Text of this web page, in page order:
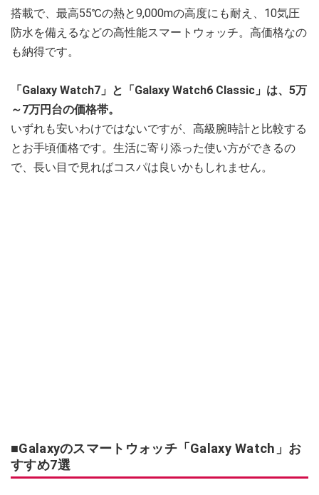
搭載で、最高55℃の熱と9,000mの高度にも耐え、10気圧
防水を備えるなどの高性能スマートウォッチ。高価格なの
も納得です。
「Galaxy Watch7」と「Galaxy Watch6 Classic」は、5万
～7万円台の価格帯。
いずれも安いわけではないですが、高級腕時計と比較する
とお手頃価格です。生活に寄り添った使い方ができるの
で、長い目で見ればコスパは良いかもしれません。
■Galaxyのスマートウォッチ「Galaxy Watch」お
すすめ7選